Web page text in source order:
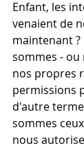
Enfant, les
venaient de
maintenant ?
sommes -
nos propres
permissions
d'autre
sommes
nous